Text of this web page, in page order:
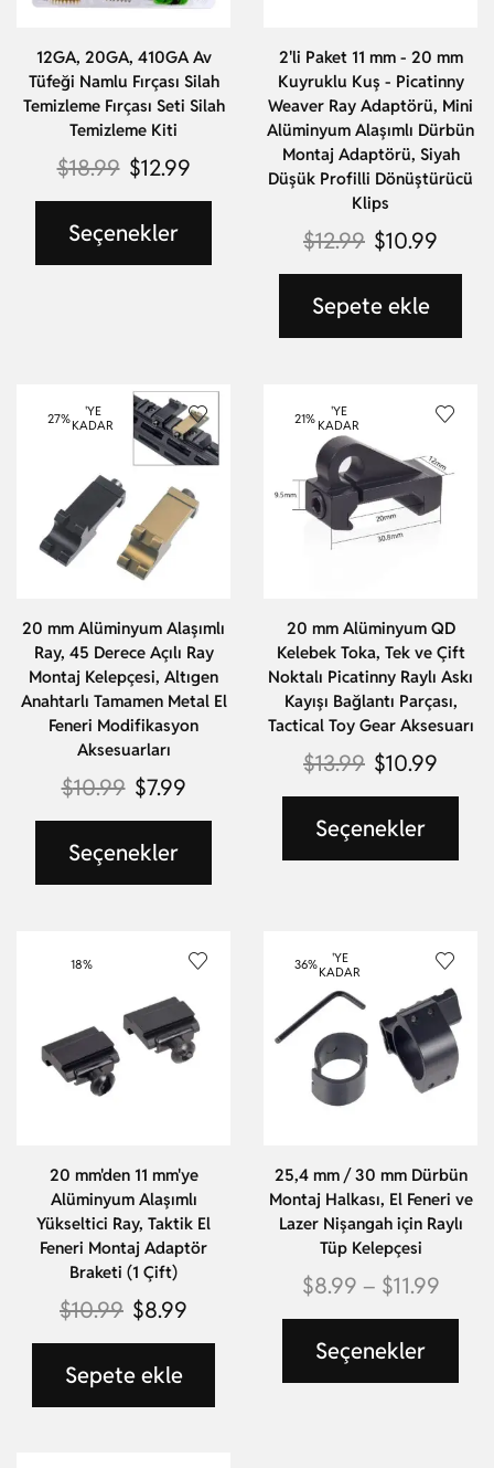
12GA, 20GA, 410GA Av
Tüfeği Namlu Fırçası Silah
Temizleme Fırçası Seti Silah
Temizleme Kiti
$18.99 $12.99
Seçenekler
2'li Paket 11 mm - 20 mm
Kuyruklu Kuş - Picatinny
Weaver Ray Adaptörü, Mini
Alüminyum Alaşımlı Dürbün
Montaj Adaptörü, Siyah
Düşük Profilli Dönüştürücü
Klips
$12.99 $10.99
Sepete ekle
27%
'YE
KADAR
20 mm Alüminyum Alaşımlı
Ray, 45 Derece Açılı Ray
Montaj Kelepçesi, Altıgen
Anahtarlı Tamamen Metal El
Feneri Modifikasyon
Aksesuarları
$10.99 $7.99
Seçenekler
21%
'YE
KADAR
20 mm Alüminyum QD
Kelebek Toka, Tek ve Çift
Noktalı Picatinny Raylı Askı
Kayışı Bağlantı Parçası,
Tactical Toy Gear Aksesuarı
$13.99 $10.99
Seçenekler
18%
20 mm'den 11 mm'ye
Alüminyum Alaşımlı
Yükseltici Ray, Taktik El
Feneri Montaj Adaptör
Braketi (1 Çift)
$10.99 $8.99
Sepete ekle
36%
'YE
KADAR
25,4 mm / 30 mm Dürbün
Montaj Halkası, El Feneri ve
Lazer Nişangah için Raylı
Tüp Kelepçesi
$8.99 – $11.99
Seçenekler